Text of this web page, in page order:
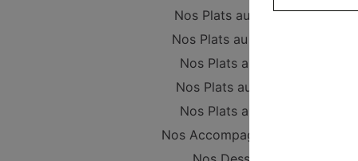
Nos Plats au Poulet
Nos Plats au Canard
Nos Plats au Porc
Nos Plats au Boeuf
Nos Plats au Tofu
Nos Accompagnements